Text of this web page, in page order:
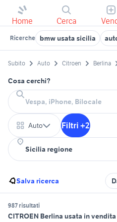
Home Cerca
Ricerche bmw usata sicilia
Subito Auto Citroen Berlina
Cosa cerchi?
Auto Filtri +2
Salva ricerca
987 risultati
CITROEN Berlina usata in